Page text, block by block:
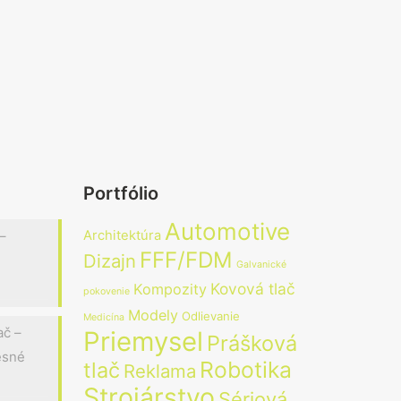
–
Portfólio
Architektúra Automotive
Dizajn FFF/FDM Galvanické
pokovenie Kompozity Kovová tlač
Medicína Modely Odlievanie
Priemysel Prášková
tlač Reklama Robotika